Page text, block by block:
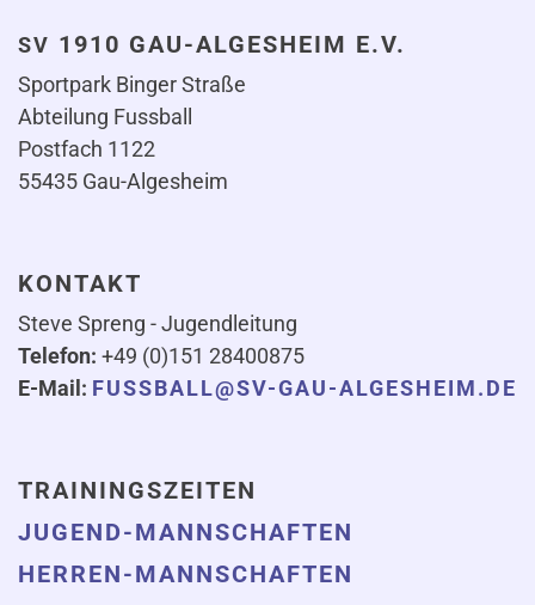
SV 1910 GAU-ALGESHEIM E.V.
Sportpark Binger Straße
Abteilung Fussball
Postfach 1122
55435 Gau-Algesheim
KONTAKT
Steve Spreng - Jugendleitung
Telefon: +49 (0)151 28400875
E-Mail: FUSSBALL@SV-GAU-ALGESHEIM.DE
TRAININGSZEITEN
JUGEND-MANNSCHAFTEN
HERREN-MANNSCHAFTEN